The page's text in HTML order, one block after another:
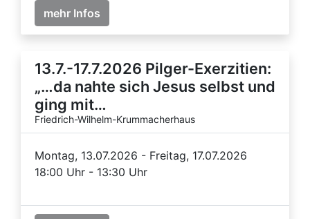
mehr Infos
13.7.-17.7.2026 Pilger-Exerzitien:
„…da nahte sich Jesus selbst und
ging mit…
Friedrich-Wilhelm-Krummacherhaus
Montag, 13.07.2026 - Freitag, 17.07.2026
18:00 Uhr - 13:30 Uhr